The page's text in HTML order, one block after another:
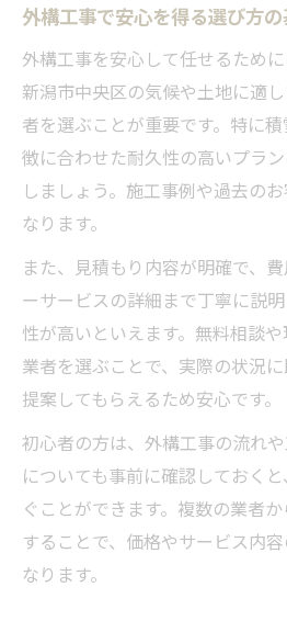
新潟市の外構工事で注
外構工事のトラブル時
制
外構工事保証書の重要
新潟市中央区の外構工事で
外構工事の評判や口コ
外構工事で後悔しない
外構工事のおすすめプ
外構工事を依頼する際の安
外構工事依頼時の無料
外構工事のアフターサ
法
外構工事で重視すべき
外構工事で安心を得る選び方
外構工事を安心して任せるため
新潟市中央区の気候や土地に適
者を選ぶことが重要です。特に
徴に合わせた耐久性の高いプラ
しましょう。施工事例や過去の
なります。
また、見積もり内容が明確で、
ーサービスの詳細まで丁寧に説
性が高いといえます。無料相談
業者を選ぶことで、実際の状況
提案してもらえるため安心です。
初心者の方は、外構工事の流れ
についても事前に確認しておく
ぐことができます。複数の業者
することで、価格やサービス内
なります。